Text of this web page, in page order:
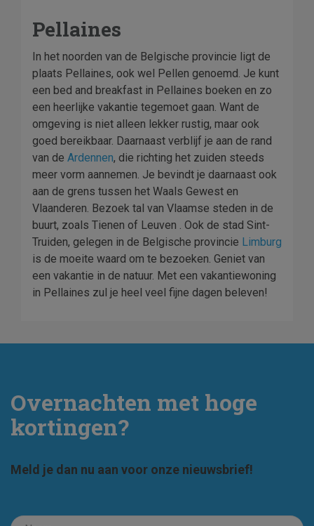
Pellaines
In het noorden van de Belgische provincie ligt de
plaats Pellaines, ook wel Pellen genoemd. Je kunt
een bed and breakfast in Pellaines boeken en zo
een heerlijke vakantie tegemoet gaan. Want de
omgeving is niet alleen lekker rustig, maar ook
goed bereikbaar. Daarnaast verblijf je aan de rand
van de Ardennen, die richting het zuiden steeds
meer vorm aannemen. Je bevindt je daarnaast ook
aan de grens tussen het Waals Gewest en
Vlaanderen. Bezoek tal van Vlaamse steden in de
buurt, zoals Tienen of Leuven . Ook de stad Sint-
Truiden, gelegen in de Belgische provincie Limburg
is de moeite waard om te bezoeken. Geniet van
een vakantie in de natuur. Met een vakantiewoning
in Pellaines zul je heel veel fijne dagen beleven!
Overnachten met hoge
kortingen?
Meld je dan nu aan voor onze nieuwsbrief!